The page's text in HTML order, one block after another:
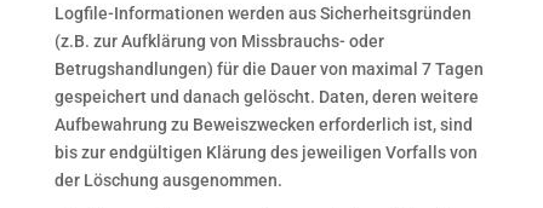
Logfile-Informationen werden aus Sicherheitsgründen
(z.B. zur Aufklärung von Missbrauchs- oder
Betrugshandlungen) für die Dauer von maximal 7 Tagen
gespeichert und danach gelöscht. Daten, deren weitere
Aufbewahrung zu Beweiszwecken erforderlich ist, sind
bis zur endgültigen Klärung des jeweiligen Vorfalls von
der Löschung ausgenommen.